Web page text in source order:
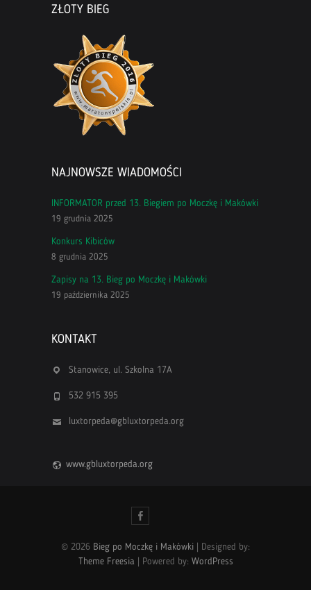
ZŁOTY BIEG
NAJNOWSZE WIADOMOŚCI
INFORMATOR przed 13. Biegiem po Moczkę i Makówki
19 grudnia 2025
Konkurs Kibiców
8 grudnia 2025
Zapisy na 13. Bieg po Moczkę i Makówki
19 października 2025
KONTAKT
Stanowice, ul. Szkolna 17A
532 915 395
luxtorpeda@gbluxtorpeda.org
www.gbluxtorpeda.org
© 2026 Bieg po Moczkę i Makówki | Designed by:
Theme Freesia | Powered by: WordPress